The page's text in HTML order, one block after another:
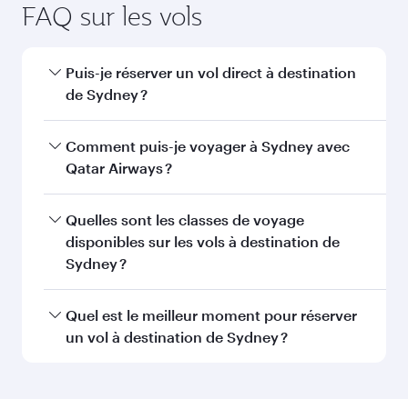
FAQ sur les vols
Puis-je réserver un vol direct à destination
de Sydney ?
Oui, Qatar Airways opère des vols directs vers
Sydney. Recherchez les vols depuis notre page
Comment puis-je voyager à Sydney avec
Qatar Airways ?
Vous pouvez voyager directement à Sydney
avec Qatar Airways. Nous desservons plus de
150 destinations via Doha, avec des
Quelles sont les classes de voyage
disponibles sur les vols à destination de
Sydney ?
La disponibilité des classes de voyage dépend
de l'itinéraire et de la compagnie aérienne
Quel est le meilleur moment pour réserver
un vol à destination de Sydney ?